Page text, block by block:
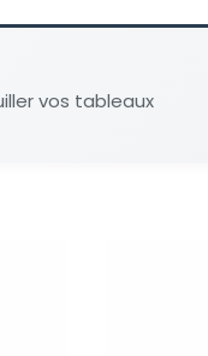
vos tableaux